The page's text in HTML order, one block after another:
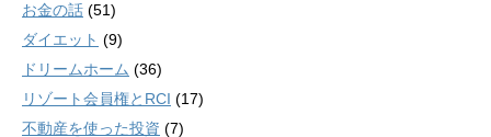
お金の話 (51)
ダイエット (9)
ドリームホーム (36)
リゾート会員権とRCI (17)
不動産を使った投資 (7)